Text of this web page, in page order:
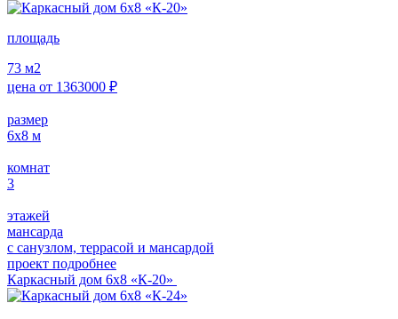
площадь
73 м2
цена от 1363000 ₽
размер
6х8 м
комнат
3
этажей
мансарда
с санузлом, террасой и мансардой
проект подробнее
Каркасный дом 6х8 «К-20»